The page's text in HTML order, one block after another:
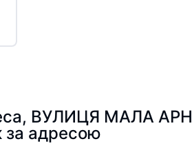
ВУЛИЦЯ МАЛА
адресою